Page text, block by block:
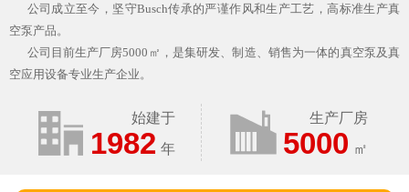
公司成立至今，坚守Busch传承的严谨作风和生产工艺，高标准生产真
空泵产品。
公司目前生产厂房5000㎡，是集研发、制造、销售为一体的真空泵及真
空应用设备专业生产企业。
始建于
1982 年
生产厂房
5000 ㎡